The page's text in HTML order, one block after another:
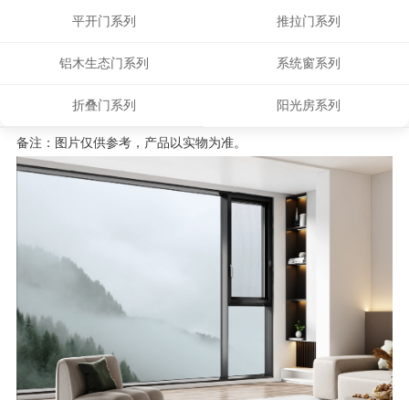
平开门系列 推拉门系列
铝木生态门系列 系统窗系列
折叠门系列 阳光房系列
备注：图片仅供参考，产品以实物为准。